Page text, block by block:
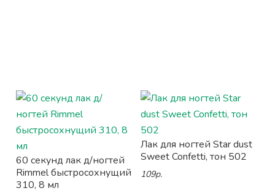
60 секунд лак д/ногтей
Rimmel быстросохнущий
310, 8 мл
Лак для ногтей Star dust
Sweet Confetti, тон 502
109р.